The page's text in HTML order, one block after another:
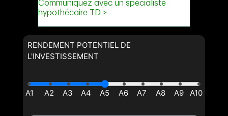
RENDEMENT POTENTIEL DE
L'INVESTISSEMENT